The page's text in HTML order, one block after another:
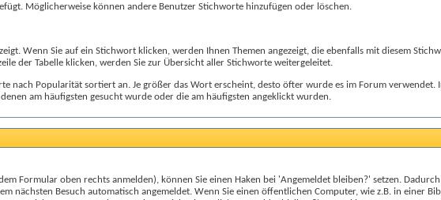
Möglicherweise können andere Benutzer Stichworte hinzufügen oder löschen.
Wenn Sie auf ein Stichwort klicken, werden Ihnen Themen angezeigt, die ebenfalls mit diesem
der Tabelle klicken, werden Sie zur Übersicht aller Stichworte weitergeleitet.
nach Popularität sortiert an. Je größer das Wort erscheint, desto öfter wurde es im Forum verwendet.
am häufigsten gesucht wurde oder die am häufigsten angeklickt wurden.
Formular oben rechts anmelden), können Sie einen Haken bei 'Angemeldet bleiben?' setzen.
nächsten Besuch automatisch angemeldet. Wenn Sie einen öffentlichen Computer, wie z.B. in einer